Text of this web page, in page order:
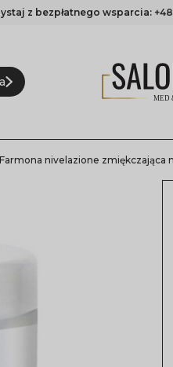
z bezpłatnego wsparcia:
Farmona nivelazione zmiękczająca